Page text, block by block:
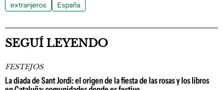
extranjeros España
SEGUÍ LEYENDO
FESTEJOS
La diada de Sant Jordi: el origen de la fiesta de las rosas y los libros